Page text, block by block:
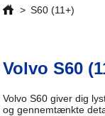
> S60 (11+)
Volvo S60
Volvo S60 giver dig
og gennemtænkte